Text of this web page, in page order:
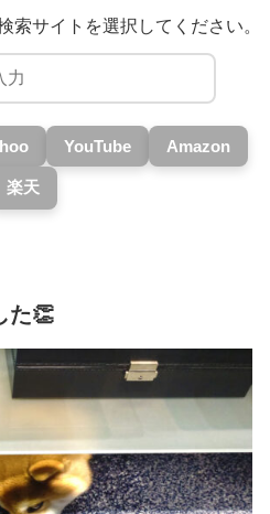
索サイトを選択してください。
YouTube Amazon
楽天
た👏